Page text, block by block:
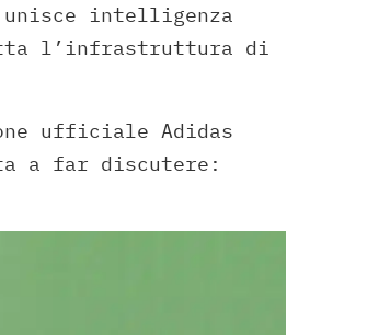
unisce intelligenza
l’infrastruttura di
ufficiale Adidas
a far discutere: